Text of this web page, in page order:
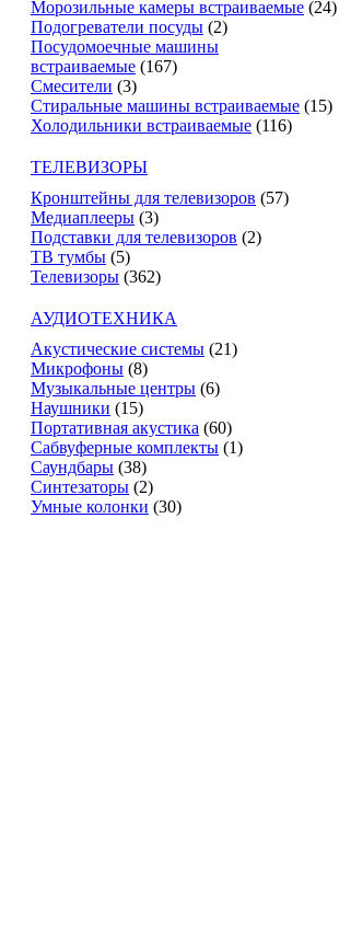
Морозильные камеры встраиваемые (24)
Подогреватели посуды (2)
Посудомоечные машины
встраиваемые (167)
Смесители (3)
Стиральные машины встраиваемые (15)
Холодильники встраиваемые (116)
ТЕЛЕВИЗОРЫ
Кронштейны для телевизоров (57)
Медиаплееры (3)
Подставки для телевизоров (2)
ТВ тумбы (5)
Телевизоры (362)
АУДИОТЕХНИКА
Акустические системы (21)
Микрофоны (8)
Музыкальные центры (6)
Наушники (15)
Портативная акустика (60)
Сабвуферные комплекты (1)
Саундбары (38)
Синтезаторы (2)
Умные колонки (30)